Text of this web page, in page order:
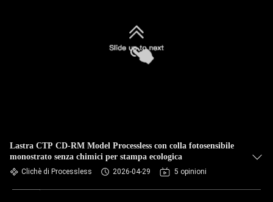
Lastra CTP CD-RM Model Processless con colla fotosensibile
monostrato senza chimici per stampa ecologica
Clichè di Processless 2026-04-29 5 opinioni